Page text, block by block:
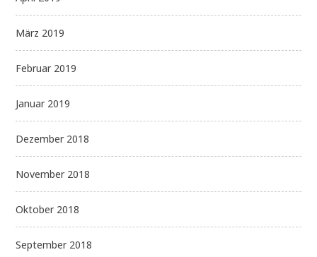
März 2019
Februar 2019
Januar 2019
Dezember 2018
November 2018
Oktober 2018
September 2018